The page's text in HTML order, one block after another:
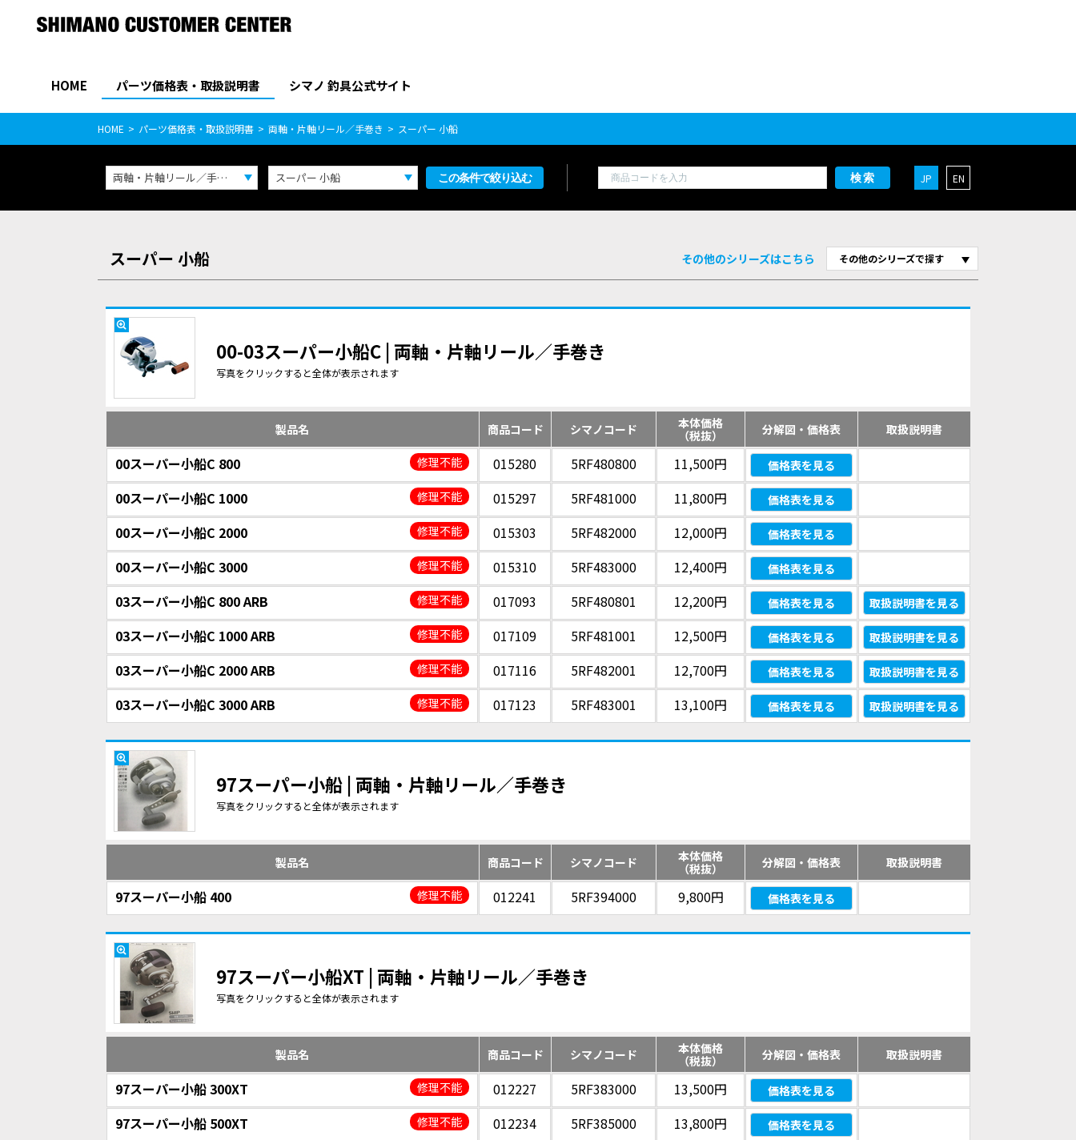
HOME パーツ価格表・取扱説明書 シマノ 釣具公式サイト
パーツ価格表
PARTS LIST
HOME パーツ価格表・取扱説明書 両軸・片軸リール／手巻き スーパー 小船
両軸・片軸リール／手巻き スーパー 小船 この条件で絞り込む 検索 JP EN
その他のシリーズはこちら その他のシリーズで探す
スーパー 小船
00-03スーパー小船C | 両軸・片軸リール／手巻き
写真をクリックすると全体が表示されます
製品名 商品コード シマノコード
本体価格
（税抜）
分解図・価格表 取扱説明書
00スーパー小船C 800 修理不能 015280 5RF480800 11,500円 価格表を見る
00スーパー小船C 1000 修理不能 015297 5RF481000 11,800円 価格表を見る
00スーパー小船C 2000 修理不能 015303 5RF482000 12,000円 価格表を見る
00スーパー小船C 3000 修理不能 015310 5RF483000 12,400円 価格表を見る
03スーパー小船C 800 ARB 修理不能 017093 5RF480801 12,200円 価格表を見る 取扱説明書を見る
03スーパー小船C 1000 ARB 修理不能 017109 5RF481001 12,500円 価格表を見る 取扱説明書を見る
03スーパー小船C 2000 ARB 修理不能 017116 5RF482001 12,700円 価格表を見る 取扱説明書を見る
03スーパー小船C 3000 ARB 修理不能 017123 5RF483001 13,100円 価格表を見る 取扱説明書を見る
97スーパー小船 | 両軸・片軸リール／手巻き
写真をクリックすると全体が表示されます
製品名 商品コード シマノコード
本体価格
（税抜）
分解図・価格表 取扱説明書
97スーパー小船 400 修理不能 012241 5RF394000 9,800円 価格表を見る
97スーパー小船XT | 両軸・片軸リール／手巻き
写真をクリックすると全体が表示されます
製品名 商品コード シマノコード
本体価格
（税抜）
分解図・価格表 取扱説明書
97スーパー小船 300XT 修理不能 012227 5RF383000 13,500円 価格表を見る
97スーパー小船 500XT 修理不能 012234 5RF385000 13,800円 価格表を見る